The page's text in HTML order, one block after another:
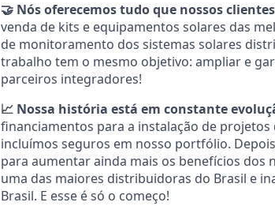
🤝 Nós oferecemos tudo que nossos
venda de kits e equipamentos solares das
de monitoramento dos sistemas solares
trabalho tem o mesmo objetivo: ampliar e
parceiros integradores!
📈 Nossa história está em constante
financiamentos para a instalação de
incluímos seguros em nosso portfólio.
para aumentar ainda mais os benefícios dos
uma das maiores distribuidoras do Brasil e
Brasil. E esse é só o começo!